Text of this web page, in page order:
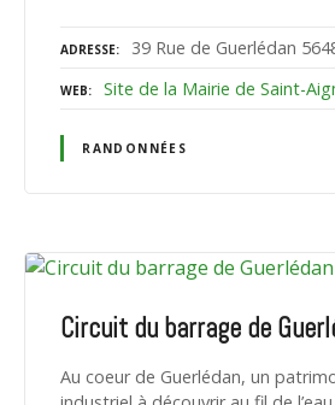
ADRESSE 39 Rue de Guerlédan
WEB Site de la Mairie de Saint-
RANDONNÉES
Circuit du barrage de
Au coeur de Guerlédan, un